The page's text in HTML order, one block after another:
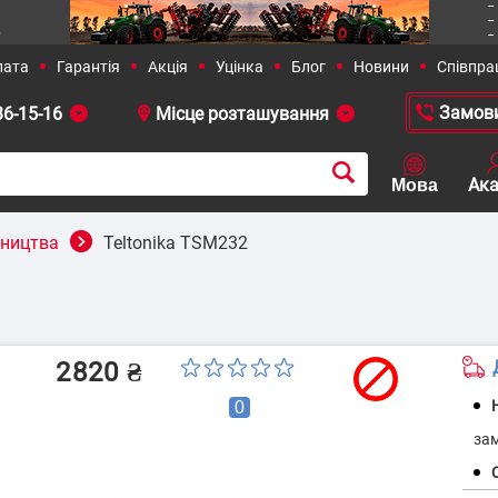
15-16
23-90 +38 (050)-436-13-12 +38
Сільське господарство
Teltonika TSM232
2820 ₴
0